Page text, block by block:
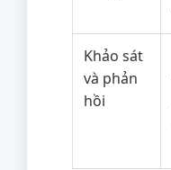
Khảo sát
và phản
hồi